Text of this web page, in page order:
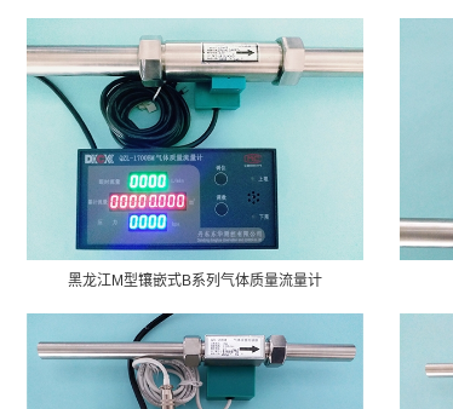
黑龙江M型镶嵌式B系列气体质量流量计